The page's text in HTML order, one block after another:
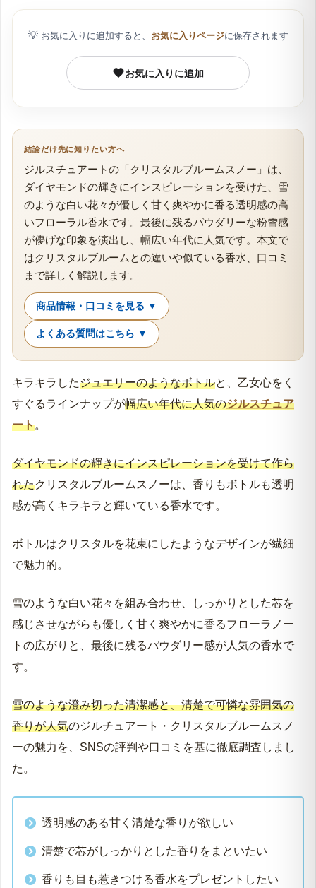
💡 お気に入りに追加すると、 お気に入りページに保存されます
お気に入りに追加
結論だけ先に知りたい方へ
ジルスチュアートの「クリスタルブルームスノー」は、
ダイヤモンドの輝きにインスピレーションを受けた、雪
のような白い花々が優しく甘く爽やかに香る透明感の高
いフローラル香水です。最後に残るパウダリーな粉雪感
が儚げな印象を演出し、幅広い年代に人気です。本文で
はクリスタルブルームとの違いや似ている香水、口コミ
まで詳しく解説します。
商品情報・口コミを見る ▼
よくある質問はこちら ▼
キラキラしたジュエリーのようなボトルと、乙女心をく
すぐるラインナップが幅広い年代に人気のジルスチュア
ート。
ダイヤモンドの輝きにインスピレーションを受けて作ら
れたクリスタルブルームスノーは、香りもボトルも透明
感が高くキラキラと輝いている香水です。
ボトルはクリスタルを花束にしたようなデザインが繊細
で魅力的。
雪のような白い花々を組み合わせ、しっかりとした芯を
感じさせながらも優しく甘く爽やかに香るフローラノー
トの広がりと、最後に残るパウダリー感が人気の香水で
す。
雪のような澄み切った清潔感と、清楚で可憐な雰囲気の
香りが人気のジルチュアート・クリスタルブルームスノ
ーの魅力を、SNSの評判や口コミを基に徹底調査しまし
た。
透明感のある甘く清楚な香りが欲しい
清楚で芯がしっかりとした香りをまといたい
香りも目も惹きつける香水をプレゼントしたい